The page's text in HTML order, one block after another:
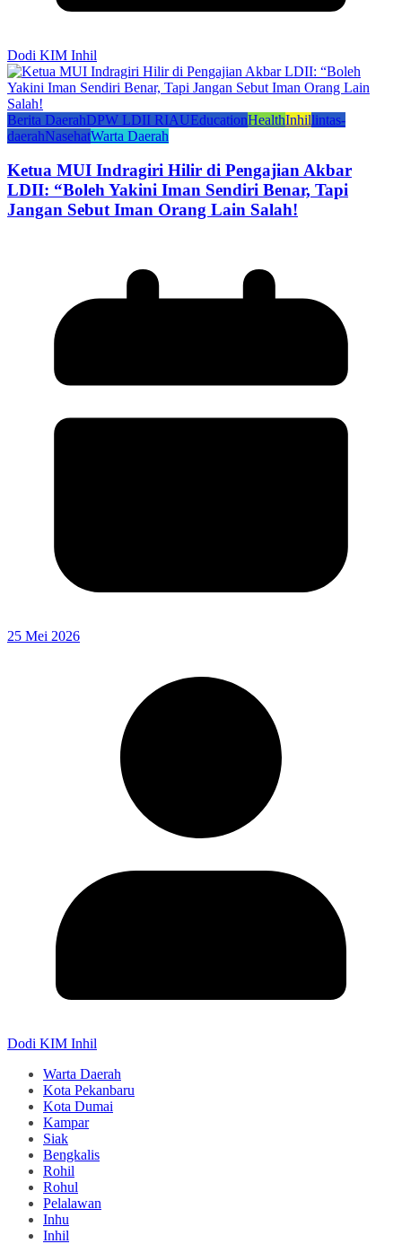
Dodi KIM Inhil
Berita DaerahDPW LDII RIAUEducationHealthInhillintas-
daerahNasehatWarta Daerah
Ketua MUI Indragiri Hilir di Pengajian Akbar
LDII: “Boleh Yakini Iman Sendiri Benar, Tapi
Jangan Sebut Iman Orang Lain Salah!
25 Mei 2026
Dodi KIM Inhil
Warta Daerah
Kota Pekanbaru
Kota Dumai
Kampar
Siak
Bengkalis
Rohil
Rohul
Pelalawan
Inhu
Inhil